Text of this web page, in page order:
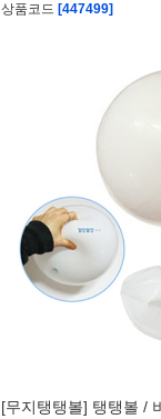
상품코드 [447499]
[무지탱탱볼] 탱탱볼 /